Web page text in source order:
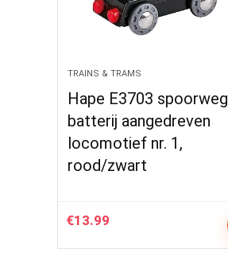
TRAINS & TRAMS
Hape E3703 spoorweg
batterij aangedreven
locomotief nr. 1,
rood/zwart
€13.99